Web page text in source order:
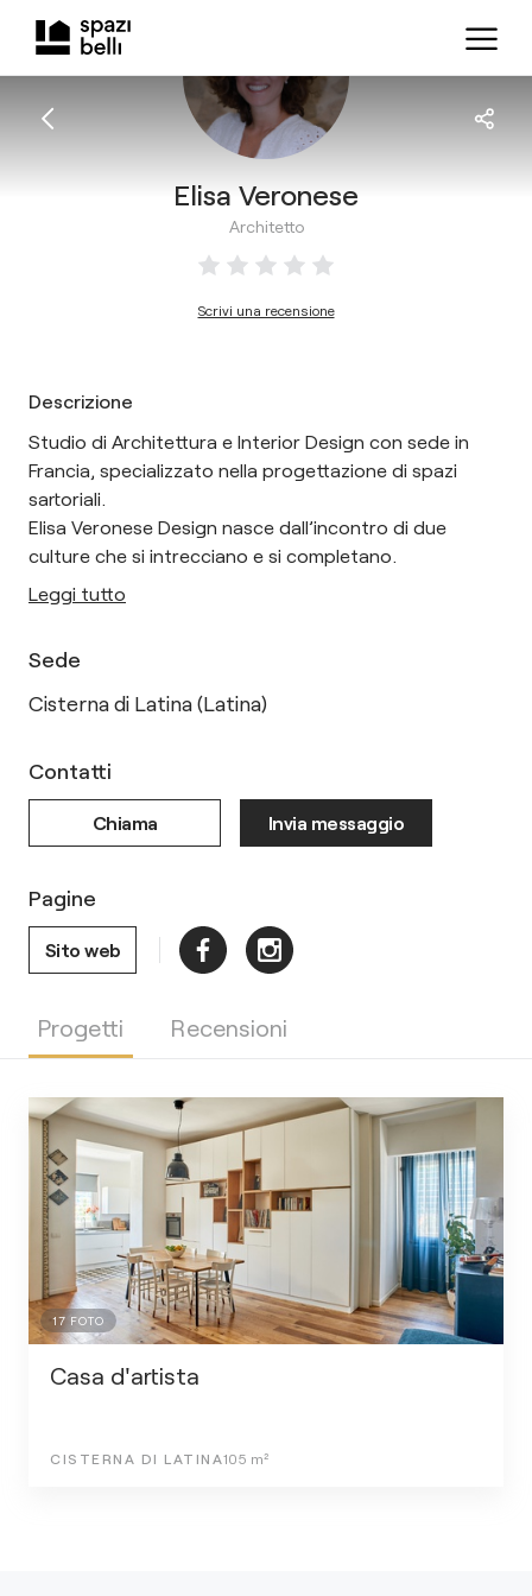
Elisa Veronese
Architetto
Scrivi una recensione
Descrizione
Studio di Architettura e Interior Design con sede in
Francia, specializzato nella progettazione di spazi
sartoriali.
Elisa Veronese Design nasce dall’incontro di due
culture che si intrecciano e si completano.
Leggi tutto
Sede
Cisterna di Latina (Latina)
Pagine
Sito web
Contatti
Chiama Invia messaggio
Progetti Recensioni
17 FOTO
Casa d'artista
CISTERNA DI LATINA105 m²